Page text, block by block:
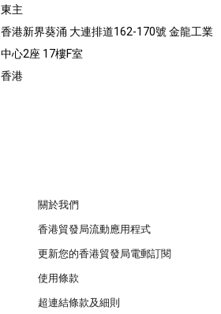
東主
香港新界葵涌 大連排道162-170號 金龍工業
中心2座 17樓F室
香港
關於我們
香港貿發局流動應用程式
更新您的香港貿發局電郵訂閱
使用條款
超連結條款及細則